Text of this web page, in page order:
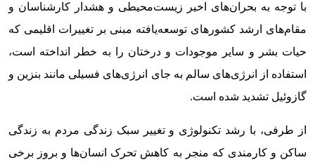
با توجه به بحران‌های اخیر زیست‌محیطی و هشدار کارشناسان و
مقام‌های ارشد کشورهای توسعه‌یافته مبنی بر تغییرات اقلیمی که
حیات بشر و سایر موجودات و درختان را به خطر انداخته است،
استفاده از انرژی‌های سالم به جای انرژی‌های فسیلی مانند بنزین و
گازوئیل تشدید شده است.
از طرفی، با رشد تکنولوژی و تغییر سبک زندگی مردم به زندگی
ساکن و کارمندی که منجر به کاهش تحرک انسان‌ها و بروز برخی